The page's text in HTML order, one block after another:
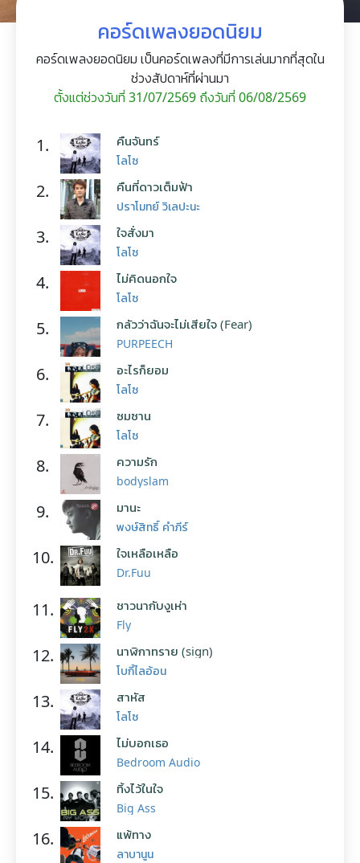
คอร์ดเพลงยอดนิยม
คอร์ดเพลงยอดนิยม เป็นคอร์ดเพลงที่มีการเล่นมากที่สุดใน
ช่วงสัปดาห์ที่ผ่านมา
ตั้งแต่ช่วงวันที่ 31/07/2569 ถึงวันที่ 06/08/2569
1. คืนจันทร์
โลโซ
2. คืนที่ดาวเต็มฟ้า
ปราโมทย์ วิเลปะนะ
3. ใจสั่งมา
โลโซ
4. ไม่คิดนอกใจ
โลโซ
5. กลัวว่าฉันจะไม่เสียใจ (Fear)
PURPEECH
6. อะไรก็ยอม
โลโซ
7. ซมซาน
โลโซ
8. ความรัก
bodyslam
9. มานะ
พงษ์สิทธิ์ คำภีร์
10. ใจเหลือเหลือ
Dr.Fuu
11. ชาวนากับงูเห่า
Fly
12. นาฬิกาทราย (sign)
โบกี้ไลอ้อน
13. สาหัส
โลโซ
14. ไม่บอกเธอ
Bedroom Audio
15. ทิ้งไว้ในใจ
Big Ass
16. แพ้ทาง
ลาบานูน